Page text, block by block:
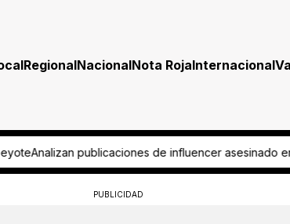
RegionalNacionalNota RojaInternacional
asesinado en CuliacánPide aficionado regreso
PUBLICIDAD